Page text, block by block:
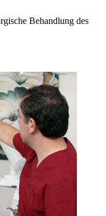
Behandlung des